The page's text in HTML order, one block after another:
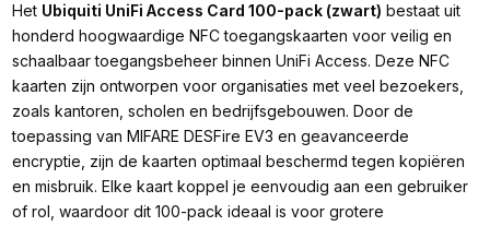
Het Ubiquiti UniFi Access Card 100-pack (zwart) bestaat uit
honderd hoogwaardige NFC toegangskaarten voor veilig en
schaalbaar toegangsbeheer binnen UniFi Access. Deze NFC
kaarten zijn ontworpen voor organisaties met veel bezoekers,
zoals kantoren, scholen en bedrijfsgebouwen. Door de
toepassing van MIFARE DESFire EV3 en geavanceerde
encryptie, zijn de kaarten optimaal beschermd tegen kopiëren
en misbruik. Elke kaart koppel je eenvoudig aan een gebruiker
of rol, waardoor dit 100-pack ideaal is voor grotere